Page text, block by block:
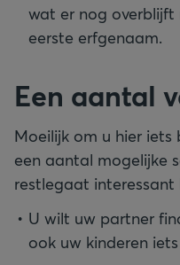
wat er nog overblijft
eerste erfgenaam.
Een aantal
Moeilijk om u hier iets
een aantal mogelijke
restlegaat interessant
U wilt uw partner
ook uw kinderen